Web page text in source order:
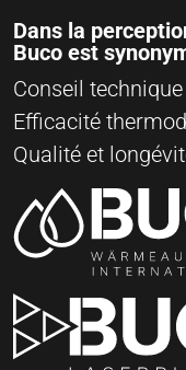
Dans la
Buco est
Conseil
Efficacité
Qualité et